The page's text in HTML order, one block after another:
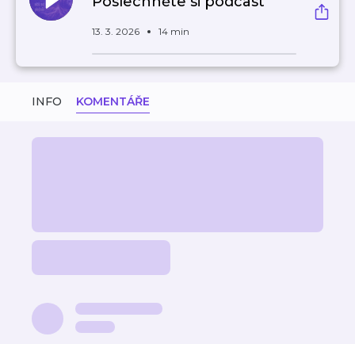
13. 3. 2026 14 min
INFO KOMENTÁŘE